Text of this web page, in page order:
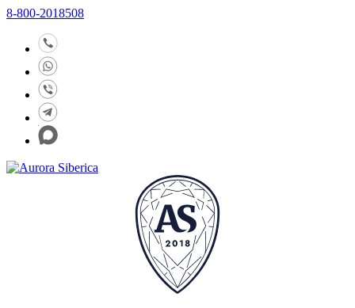
8-800-2018508